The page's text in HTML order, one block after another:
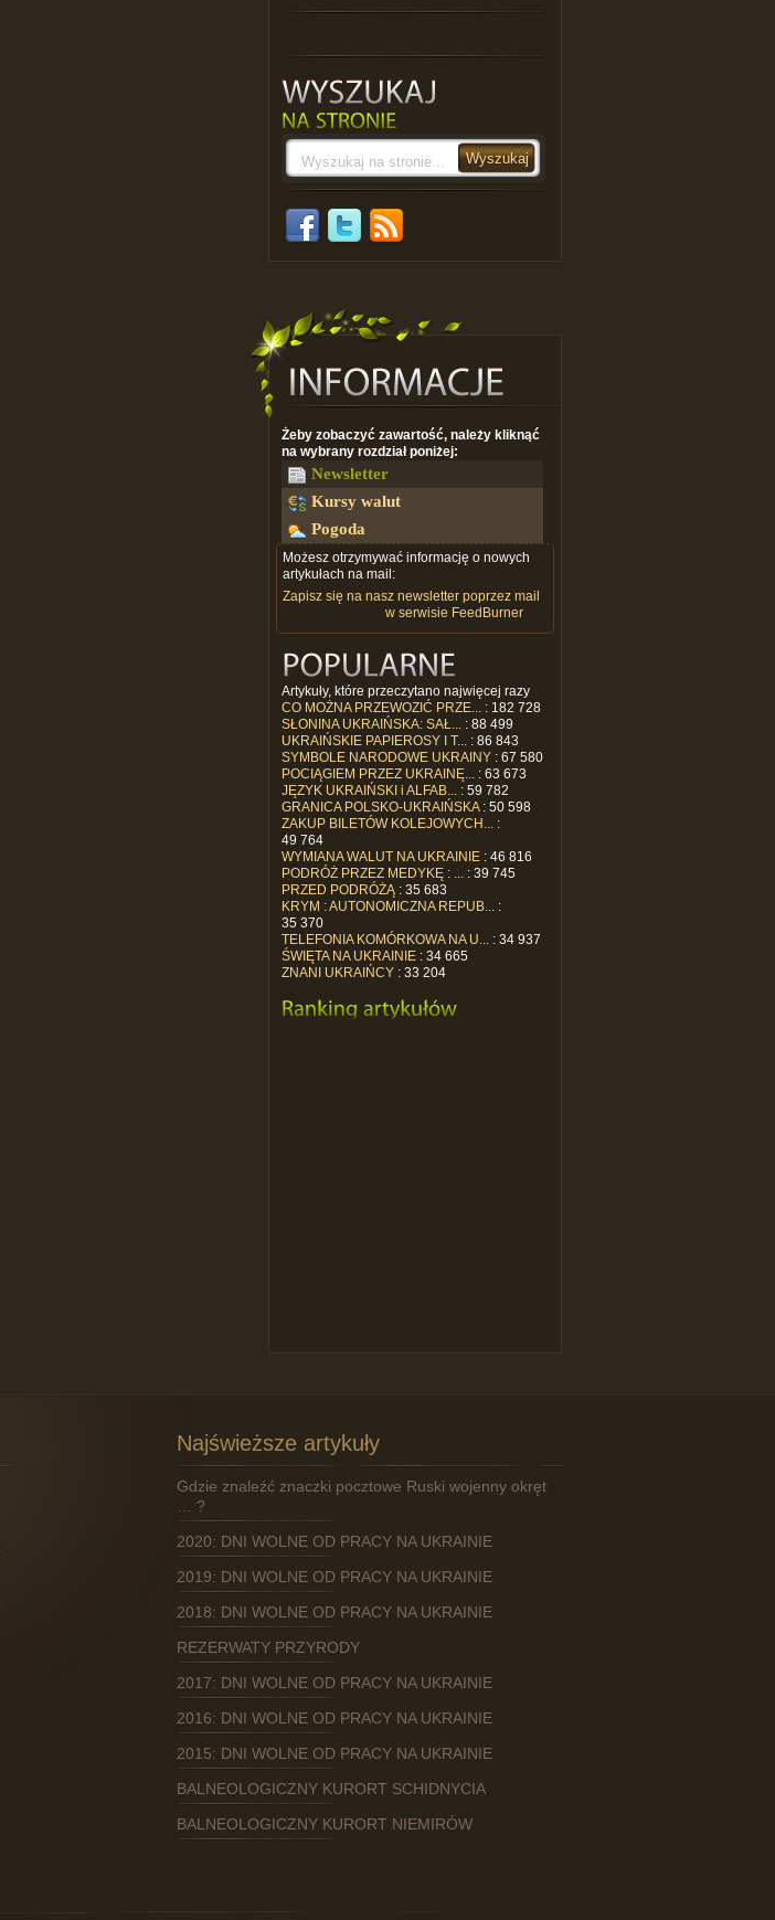
Żeby zobaczyć zawartość, należy kliknąć
na wybrany rozdział poniżej:
Newsletter
Kursy walut
Pogoda
Możesz otrzymywać informację o nowych
artykułach na mail:
Zapisz się na nasz newsletter poprzez mail
w serwisie FeedBurner
Artykuły, które przeczytano najwięcej razy
CO MOŻNA PRZEWOZIĆ PRZE... : 182 728
SŁONINA UKRAIŃSKA: SAŁ... : 88 499
UKRAIŃSKIE PAPIEROSY I T... : 86 843
SYMBOLE NARODOWE UKRAINY : 67 580
POCIĄGIEM PRZEZ UKRAINĘ... : 63 673
JĘZYK UKRAIŃSKI i ALFAB... : 59 782
GRANICA POLSKO-UKRAIŃSKA: 50 598
ZAKUP BILETÓW KOLEJOWYCH... :
49 764
WYMIANA WALUT NA UKRAINIE : 46 816
PODRÓŻ PRZEZ MEDYKĘ : ... : 39 745
PRZED PODRÓŻĄ : 35 683
KRYM : AUTONOMICZNA REPUB... :
35 370
TELEFONIA KOMÓRKOWA NA U... : 34 937
ŚWIĘTA NA UKRAINIE : 34 665
ZNANI UKRAIŃCY : 33 204
Najświeższe artykuły
Gdzie znaleźć znaczki pocztowe Ruski wojenny okręt
… ?
2020: DNI WOLNE OD PRACY NA UKRAINIE
2019: DNI WOLNE OD PRACY NA UKRAINIE
2018: DNI WOLNE OD PRACY NA UKRAINIE
REZERWATY PRZYRODY
2017: DNI WOLNE OD PRACY NA UKRAINIE
2016: DNI WOLNE OD PRACY NA UKRAINIE
2015: DNI WOLNE OD PRACY NA UKRAINIE
BALNEOLOGICZNY KURORT SCHIDNYCIA
BALNEOLOGICZNY KURORT NIEMIRÓW